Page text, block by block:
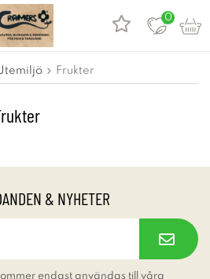
0
Frukter
& NYHETER
endast användas till våra